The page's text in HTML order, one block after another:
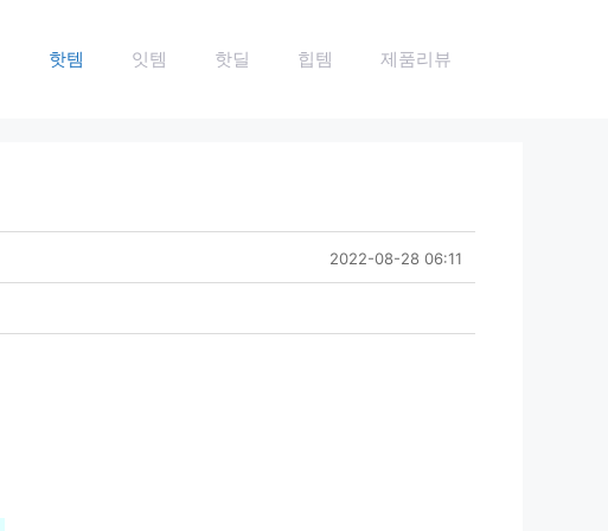
핫템 잇템 핫딜 힙템 제품리뷰
2022-08-28 06:11